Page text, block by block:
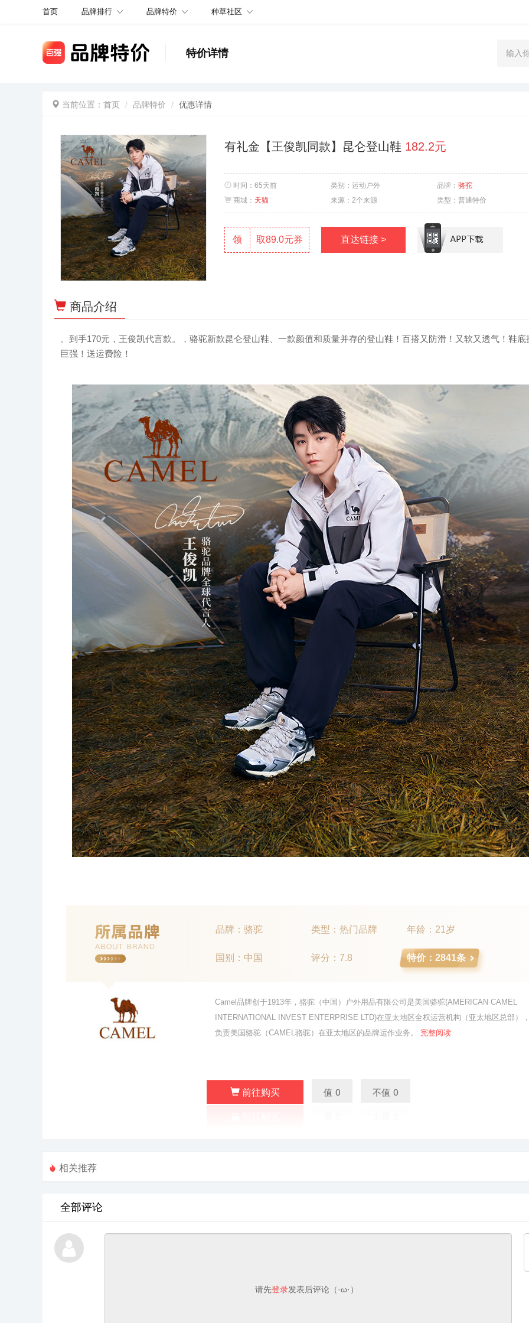
首页 品牌排行 品牌特价 种草社区
特价详情
当前位置： 首页 品牌特价 优惠详情
有礼金【王俊凯同款】昆仑登山鞋 182.2元
时间： 65天前 类别： 运动户外 品牌： 骆驼
商城： 天猫 来源： 2个来源 类型： 普通特价
领 取89.0元券 直达链接 >
商品介绍
。到手170元，王俊凯代言款。，骆驼新款昆仑登山鞋、一款颜值和质量并存的登山鞋！百搭又防滑！又软又透气！鞋底
巨强！送运费险！
品牌：骆驼 类型：热门品牌 年龄：21岁
国别：中国 评分：7.8 特价：2841条
Camel品牌创于1913年，骆驼（中国）户外用品有限公司是美国骆驼(AMERICAN CAMEL
INTERNATIONAL INVEST ENTERPRISE LTD)在亚太地区全权运营机构（亚太地区总部）
负责美国骆驼（CAMEL骆驼）在亚太地区的品牌运作业务。 完整阅读
前往购买 值 0 不值 0
相关推荐
全部评论
请先登录发表后评论（·ω·）